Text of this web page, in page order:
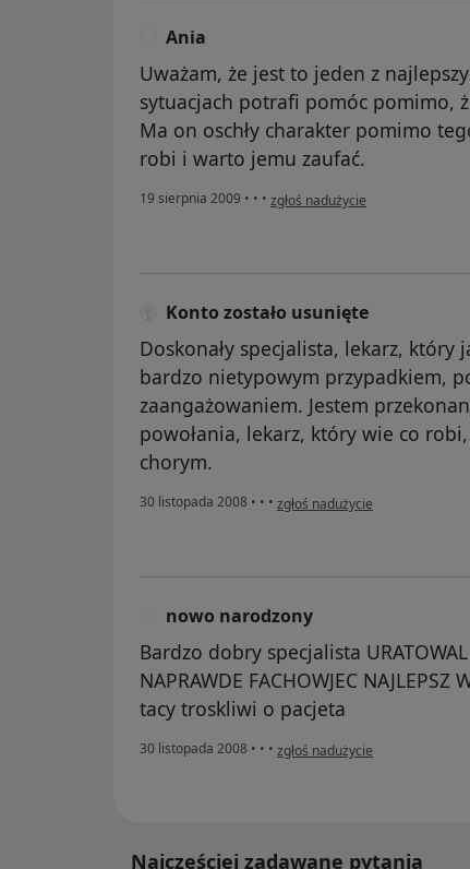
Ania
Uważam, że jest to jeden z
sytuacjach potrafi pomóc pomimo,
Ma on oschły charakter pomimo
robi i warto jemu zaufać.
19 sierpnia 2009 • • • w opinii użytkownika Ania
zgłoś nadużycie
Konto zostało usunięte
Doskonały specjalista, lekarz, który
bardzo nietypowym przypadkiem,
zaangażowaniem. Jestem
powołania, lekarz, który wie co
chorym.
30 listopada 2008 • • • w opinii użytkownika Konto
zgłoś nadużycie
nowo narodzony
Bardzo dobry specjalista
NAPRAWDE FACHOWJEC
tacy troskliwi o pacjeta
30 listopada 2008 • • • w opinii użytkownika nowo
zgłoś nadużycie
Najczęściej zadawane pytania